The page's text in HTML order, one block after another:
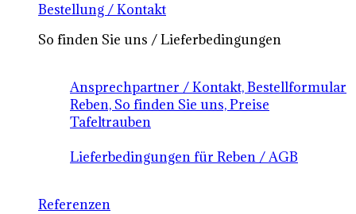
Bestellung / Kontakt
So finden Sie uns / Lieferbedingungen
Ansprechpartner / Kontakt, Bestellformular
Reben, So finden Sie uns, Preise
Tafeltrauben
Lieferbedingungen für Reben / AGB
Referenzen